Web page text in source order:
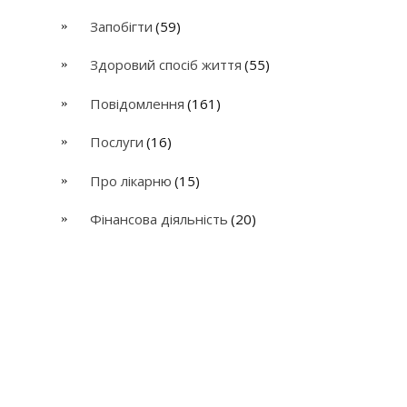
Запобігти (59)
Здоровий спосіб життя (55)
Повідомлення (161)
Послуги (16)
Про лікарню (15)
Фінансова діяльність (20)